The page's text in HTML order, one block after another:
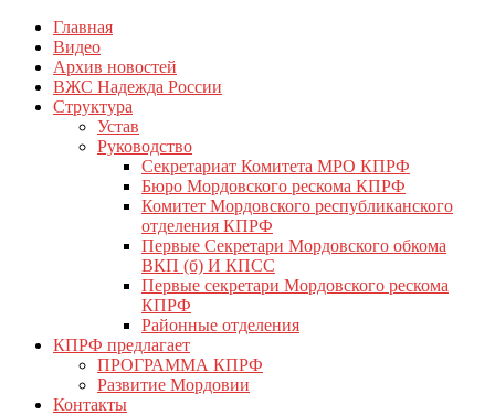
Перейти
содержимому
КПРФ Мордовия
Мордовское Региональное отделение КПРФ
Главная
Видео
Архив новостей
ВЖС Надежда России
Структура
Устав
Руководство
Секретариат Комитета МРО КПРФ
Бюро Мордовского рескома КПРФ
Комитет Мордовского республиканского
отделения КПРФ
Первые Секретари Мордовского обкома
ВКП (б) И КПСС
Первые секретари Мордовского рескома
КПРФ
Районные отделения
КПРФ предлагает
ПРОГРАММА КПРФ
Развитие Мордовии
Контакты